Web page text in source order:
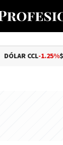
-1.25%$1,556.14